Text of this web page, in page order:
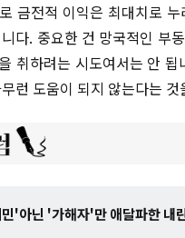
금전적 이익은 최대치로
다. 중요한 건 망국적인 부
취하려는 시도여서는 안
런 도움이 되지 않는다는 것
'아닌 '가해자'만 애달파한 내